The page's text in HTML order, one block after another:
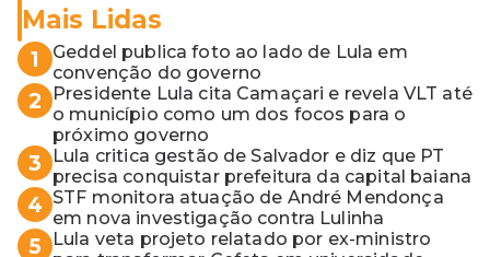
Mais Lidas
1
Geddel publica foto ao lado de Lula em
convenção do governo
2
Presidente Lula cita Camaçari e revela VLT até
o município como um dos focos para o
próximo governo
3
Lula critica gestão de Salvador e diz que PT
precisa conquistar prefeitura da capital baiana
4 STF monitora atuação de André Mendonça
em nova investigação contra Lulinha
5
Lula veta projeto relatado por ex-ministro